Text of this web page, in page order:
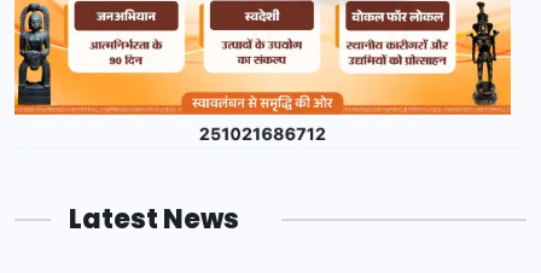
Latest News